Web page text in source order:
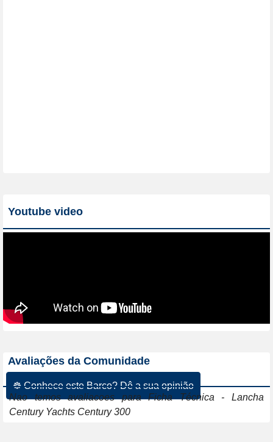
Youtube video
Avaliações da Comunidade
☸ Conhece este Barco? Dê a sua opinião
Nao temos avaliacoes para Ficha Técnica - Lancha
Century Yachts Century 300